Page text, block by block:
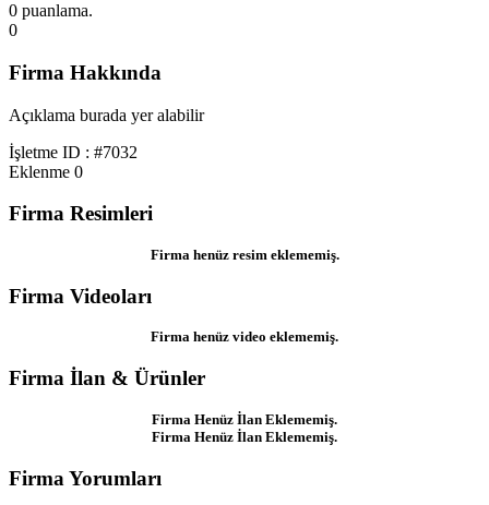
0 puanlama.
0
Firma Hakkında
Açıklama burada yer alabilir
İşletme ID : #7032
Eklenme 0
Firma Resimleri
Firma henüz resim eklememiş.
Firma Videoları
Firma henüz video eklememiş.
Firma İlan & Ürünler
Firma Henüz İlan Eklememiş.
Firma Henüz İlan Eklememiş.
Firma Yorumları